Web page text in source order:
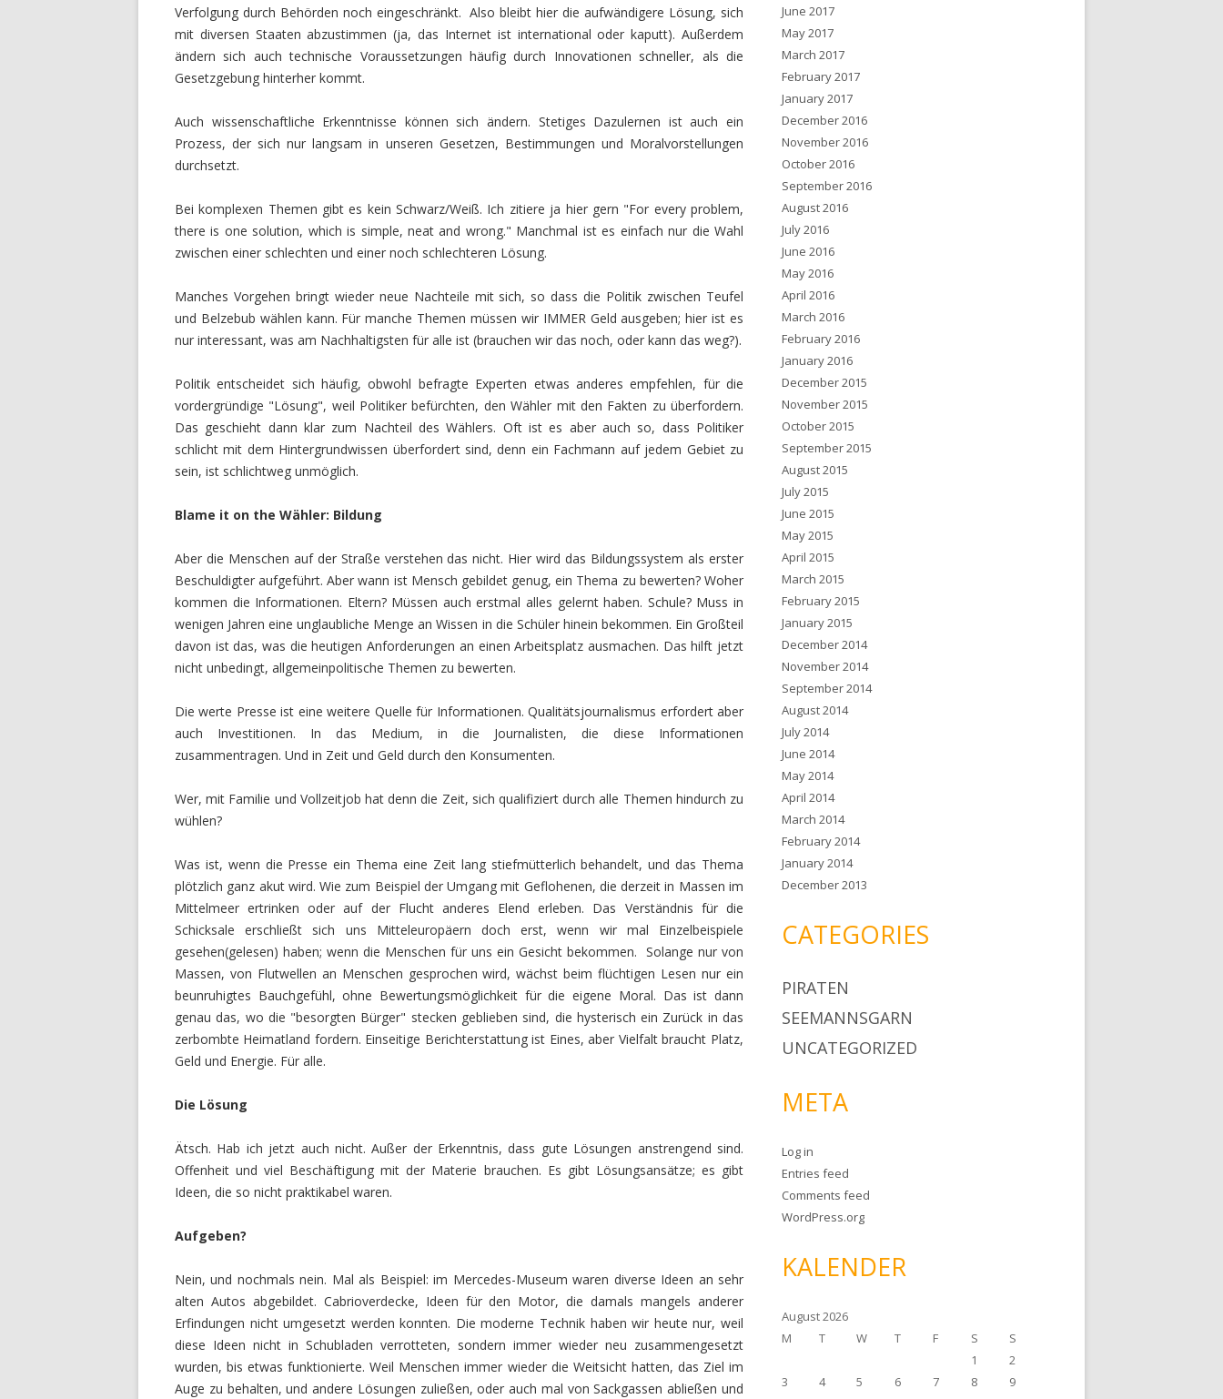
Verfolgung durch Behörden noch eingeschränkt. Also bleibt hier die aufwändigere Lösung, sich
mit diversen Staaten abzustimmen (ja, das Internet ist international oder kaputt). Außerdem
ändern sich auch technische Voraussetzungen häufig durch Innovationen schneller, als die
Gesetzgebung hinterher kommt.
Auch wissenschaftliche Erkenntnisse können sich ändern. Stetiges Dazulernen ist auch ein
Prozess, der sich nur langsam in unseren Gesetzen, Bestimmungen und Moralvorstellungen
durchsetzt.
Bei komplexen Themen gibt es kein Schwarz/Weiß. Ich zitiere ja hier gern "For every problem,
there is one solution, which is simple, neat and wrong." Manchmal ist es einfach nur die Wahl
zwischen einer schlechten und einer noch schlechteren Lösung.
Manches Vorgehen bringt wieder neue Nachteile mit sich, so dass die Politik zwischen Teufel
und Belzebub wählen kann. Für manche Themen müssen wir IMMER Geld ausgeben; hier ist es
nur interessant, was am Nachhaltigsten für alle ist (brauchen wir das noch, oder kann das weg?).
Politik entscheidet sich häufig, obwohl befragte Experten etwas anderes empfehlen, für die
vordergründige "Lösung", weil Politiker befürchten, den Wähler mit den Fakten zu überfordern.
Das geschieht dann klar zum Nachteil des Wählers. Oft ist es aber auch so, dass Politiker
schlicht mit dem Hintergrundwissen überfordert sind, denn ein Fachmann auf jedem Gebiet zu
sein, ist schlichtweg unmöglich.
Blame it on the Wähler: Bildung
Aber die Menschen auf der Straße verstehen das nicht. Hier wird das Bildungssystem als erster
Beschuldigter aufgeführt. Aber wann ist Mensch gebildet genug, ein Thema zu bewerten? Woher
kommen die Informationen. Eltern? Müssen auch erstmal alles gelernt haben. Schule? Muss in
wenigen Jahren eine unglaubliche Menge an Wissen in die Schüler hinein bekommen. Ein Großteil
davon ist das, was die heutigen Anforderungen an einen Arbeitsplatz ausmachen. Das hilft jetzt
nicht unbedingt, allgemeinpolitische Themen zu bewerten.
Die werte Presse ist eine weitere Quelle für Informationen. Qualitätsjournalismus erfordert aber
auch Investitionen. In das Medium, in die Journalisten, die diese Informationen
zusammentragen. Und in Zeit und Geld durch den Konsumenten.
Wer, mit Familie und Vollzeitjob hat denn die Zeit, sich qualifiziert durch alle Themen hindurch zu
wühlen?
Was ist, wenn die Presse ein Thema eine Zeit lang stiefmütterlich behandelt, und das Thema
plötzlich ganz akut wird. Wie zum Beispiel der Umgang mit Geflohenen, die derzeit in Massen im
Mittelmeer ertrinken oder auf der Flucht anderes Elend erleben. Das Verständnis für die
Schicksale erschließt sich uns Mitteleuropäern doch erst, wenn wir mal Einzelbeispiele
gesehen(gelesen) haben; wenn die Menschen für uns ein Gesicht bekommen. Solange nur von
Massen, von Flutwellen an Menschen gesprochen wird, wächst beim flüchtigen Lesen nur ein
beunruhigtes Bauchgefühl, ohne Bewertungsmöglichkeit für die eigene Moral. Das ist dann
genau das, wo die "besorgten Bürger" stecken geblieben sind, die hysterisch ein Zurück in das
zerbombte Heimatland fordern. Einseitige Berichterstattung ist Eines, aber Vielfalt braucht Platz,
Geld und Energie. Für alle.
Die Lösung
Ätsch. Hab ich jetzt auch nicht. Außer der Erkenntnis, dass gute Lösungen anstrengend sind.
Offenheit und viel Beschäftigung mit der Materie brauchen. Es gibt Lösungsansätze; es gibt
Ideen, die so nicht praktikabel waren.
Aufgeben?
Nein, und nochmals nein. Mal als Beispiel: im Mercedes-Museum waren diverse Ideen an sehr
alten Autos abgebildet. Cabrioverdecke, Ideen für den Motor, die damals mangels anderer
Erfindungen nicht umgesetzt werden konnten. Die moderne Technik haben wir heute nur, weil
diese Ideen nicht in Schubladen verrotteten, sondern immer wieder neu zusammengesetzt
wurden, bis etwas funktionierte. Weil Menschen immer wieder die Weitsicht hatten, das Ziel im
Auge zu behalten, und andere Lösungen zuließen, oder auch mal von Sackgassen abließen und
June 2017
May 2017
March 2017
February 2017
January 2017
December 2016
November 2016
October 2016
September 2016
August 2016
July 2016
June 2016
May 2016
April 2016
March 2016
February 2016
January 2016
December 2015
November 2015
October 2015
September 2015
August 2015
July 2015
June 2015
May 2015
April 2015
March 2015
February 2015
January 2015
December 2014
November 2014
September 2014
August 2014
July 2014
June 2014
May 2014
April 2014
March 2014
February 2014
January 2014
December 2013
CATEGORIES
PIRATEN
SEEMANNSGARN
UNCATEGORIZED
META
Log in
Entries feed
Comments feed
WordPress.org
KALENDER
August 2026
M
T W T F S
S
1
2
3
4 5 6 7 8
9